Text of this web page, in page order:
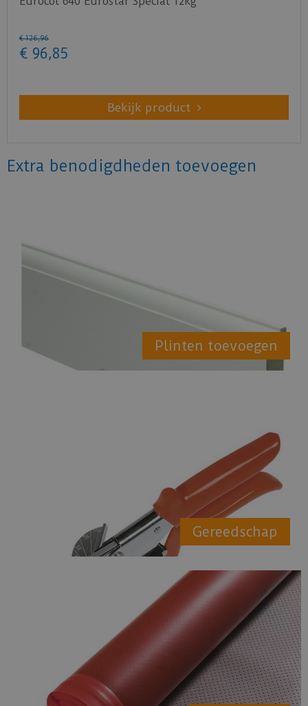
€ 126,96
€ 96,85
Bekijk product
Extra benodigdheden toevoegen
Plinten toevoegen
Gereedschap